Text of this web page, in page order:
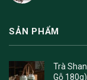
SẢN PHẨM
Trà
Gỗ 180g)